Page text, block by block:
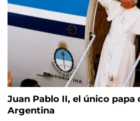
Juan Pablo II, el único papa
Argentina